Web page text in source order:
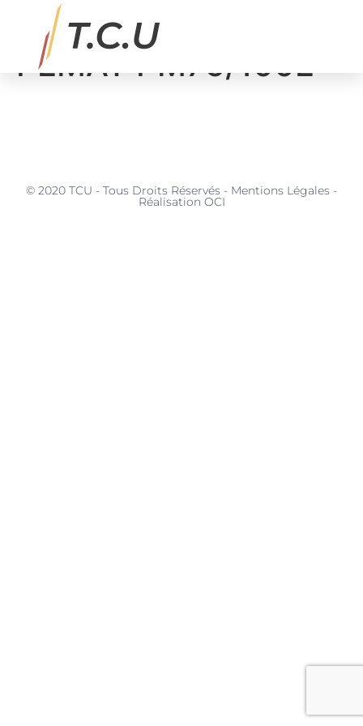
BETON Malaxeur
PEMAT PM75/100E
© 2020 TCU - Tous Droits Réservés - Mentions Légales -
Réalisation OCI